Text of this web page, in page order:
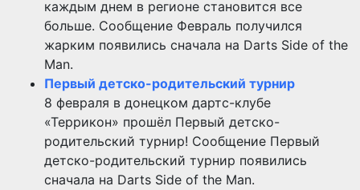
каждым днем в регионе становится все
больше. Сообщение Февраль получился
жарким появились сначала на Darts Side of the
Man.
Первый детско-родительский турнир
8 февраля в донецком дартс-клубе
«Террикон» прошёл Первый детско-
родительский турнир! Сообщение Первый
детско-родительский турнир появились
сначала на Darts Side of the Man.